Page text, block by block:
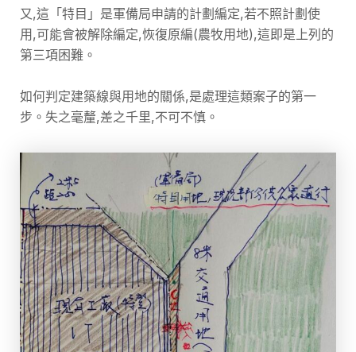
又,這「特目」是軍備局申請的計劃編定,若不照計劃使
用,可能會被解除編定,恢復原編(農牧用地),這即是上列的
第三項困難。
如何判定建築線與用地的關係,是處理這類案子的第一
步。失之毫釐,差之千里,不可不慎。